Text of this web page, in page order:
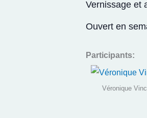
Vernissage et
Ouvert en
Participants:
Véronique